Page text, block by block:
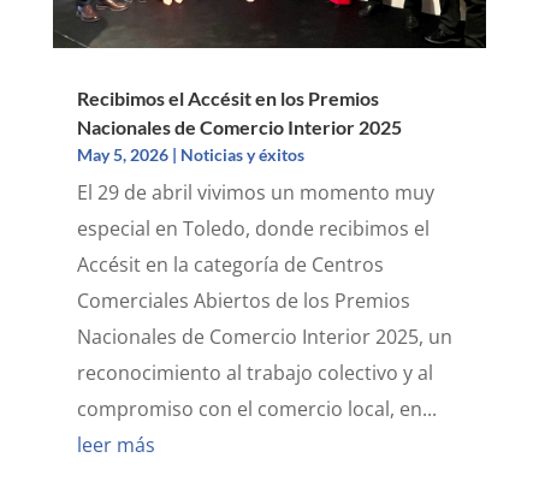
Recibimos el Accésit en los Premios
Nacionales de Comercio Interior 2025
May 5, 2026| Noticias y éxitos
El 29 de abril vivimos un momento muy
especial en Toledo, donde recibimos el
Accésit en la categoría de Centros
Comerciales Abiertos de los Premios
Nacionales de Comercio Interior 2025, un
reconocimiento al trabajo colectivo y al
compromiso con el comercio local, en...
leer más